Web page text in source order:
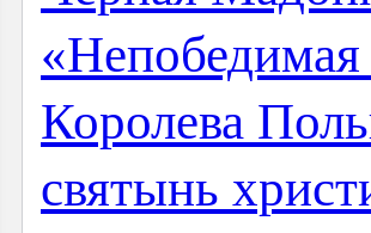
Королева
святынь